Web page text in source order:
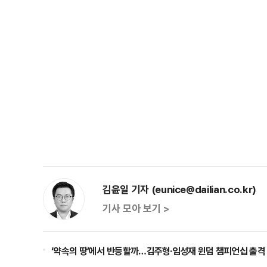
김윤일 기자 (eunice@dailian.co.kr)
기사 모아 보기 >
‘약속의 땅’에서 반등할까…김주형·임성재 윈덤 챔피언십 출격